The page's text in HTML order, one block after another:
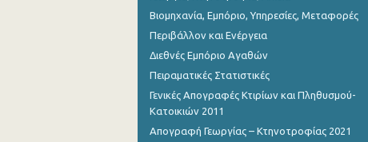
Βιομηχανία, Εμπόριο, Υπηρεσίες, Μεταφορές
Περιβάλλον και Ενέργεια
Διεθνές Εμπόριο Αγαθών
Πειραματικές Στατιστικές
Γενικές Απογραφές Κτιρίων και Πληθυσμού-
Κατοικιών 2011
Απογραφή Γεωργίας – Κτηνοτροφίας 2021